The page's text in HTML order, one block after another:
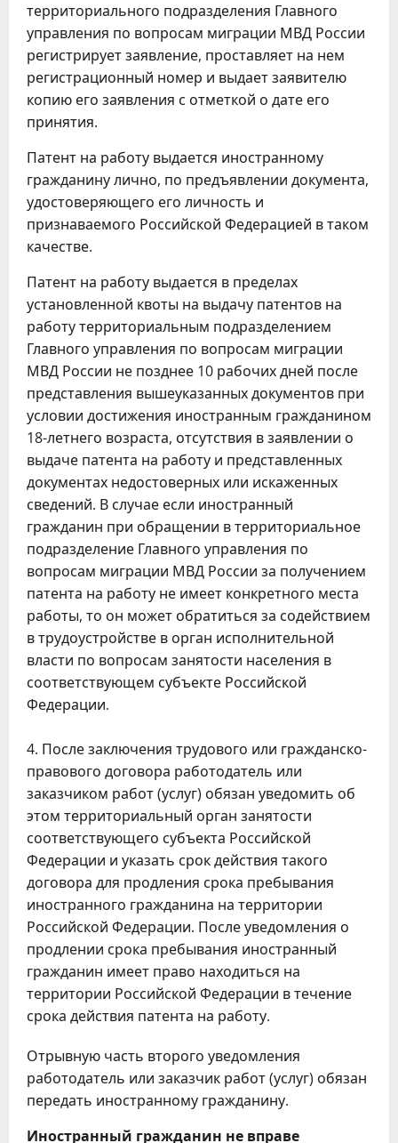
территориального подразделения Главного
управления по вопросам миграции МВД России
регистрирует заявление, проставляет на нем
регистрационный номер и выдает заявителю
копию его заявления с отметкой о дате его
принятия.
Патент на работу выдается иностранному
гражданину лично, по предъявлении документа,
удостоверяющего его личность и
признаваемого Российской Федерацией в таком
качестве.
Патент на работу выдается в пределах
установленной квоты на выдачу патентов на
работу территориальным подразделением
Главного управления по вопросам миграции
МВД России не позднее 10 рабочих дней после
представления вышеуказанных документов при
условии достижения иностранным гражданином
18-летнего возраста, отсутствия в заявлении о
выдаче патента на работу и представленных
документах недостоверных или искаженных
сведений. В случае если иностранный
гражданин при обращении в территориальное
подразделение Главного управления по
вопросам миграции МВД России за получением
патента на работу не имеет конкретного места
работы, то он может обратиться за содействием
в трудоустройстве в орган исполнительной
власти по вопросам занятости населения в
соответствующем субъекте Российской
Федерации.
После заключения трудового или гражданско-
правового договора работодатель или
заказчиком работ (услуг) обязан уведомить об
этом территориальный орган занятости
соответствующего субъекта Российской
Федерации и указать срок действия такого
договора для продления срока пребывания
иностранного гражданина на территории
Российской Федерации. После уведомления о
продлении срока пребывания иностранный
гражданин имеет право находиться на
территории Российской Федерации в течение
срока действия патента на работу.
Отрывную часть второго уведомления
работодатель или заказчик работ (услуг) обязан
передать иностранному гражданину.
Иностранный гражданин не вправе